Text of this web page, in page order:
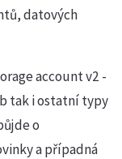
datových
account v2 -
tak i ostatní typy
o
a případná